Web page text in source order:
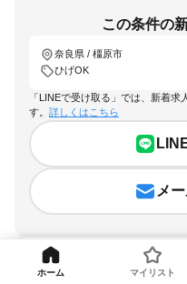
この条件の
奈良県 / 橿原市
ひげOK
「LINEで受け取る」では、新着
す。 詳しくはこちら
メ
ホーム マイリスト